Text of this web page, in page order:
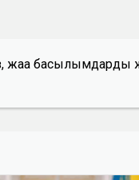
жаңа басылымдарды